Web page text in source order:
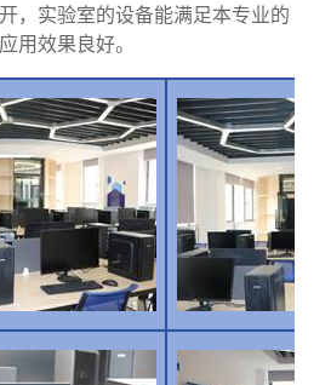
，实验室的设备能满足本专业的
用效果良好。